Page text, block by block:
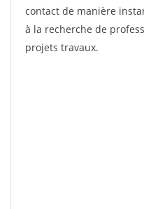
contact de manière
à la recherche de
projets travaux.